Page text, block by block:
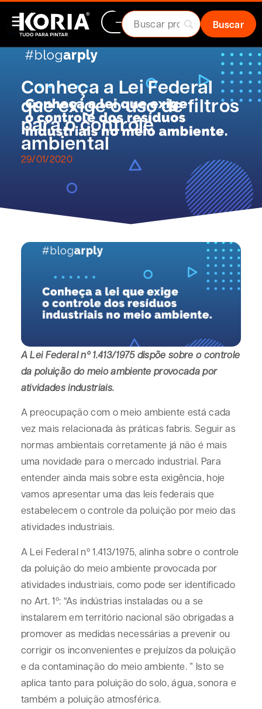
Conheça a Lei Federal
que exige o uso de filtros
para o controle
ambiental
29/01/2020
A Lei Federal nº 1.413/1975 dispõe sobre o controle
da poluição do meio ambiente provocada por
atividades industriais.
A preocupação com o meio ambiente está cada
vez mais relacionada às práticas fabris. Seguir as
normas ambientais corretamente já não é mais
uma novidade para o mercado industrial. Para
entender ainda mais sobre esta exigência, hoje
vamos apresentar uma das leis federais que
estabelecem o controle da poluição por meio das
atividades industriais.
A Lei Federal nº 1.413/1975, alinha sobre o controle
da poluição do meio ambiente provocada por
atividades industriais, como pode ser identificado
no Art. 1º: “As indústrias instaladas ou a se
instalarem em território nacional são obrigadas a
promover as medidas necessárias a prevenir ou
corrigir os inconvenientes e prejuízos da poluição
e da contaminação do meio ambiente. ” Isto se
aplica tanto para poluição do solo, água, sonora e
também a poluição atmosférica.